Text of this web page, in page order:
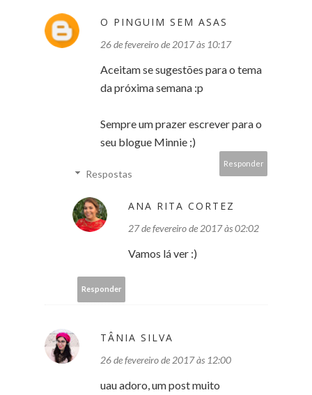
O PINGUIM SEM ASAS
26 de fevereiro de 2017 às 10:17
Aceitam se sugestões para o tema
da próxima semana :p
Sempre um prazer escrever para o
seu blogue Minnie ;)
Responder
Respostas
ANA RITA CORTEZ
27 de fevereiro de 2017 às 02:02
Vamos lá ver :)
Responder
TÂNIA SILVA
26 de fevereiro de 2017 às 12:00
uau adoro, um post muito